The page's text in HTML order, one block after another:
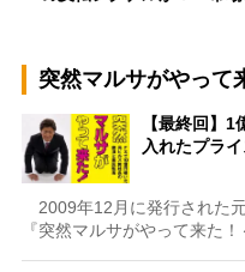
突然マルサがやって
【最終回】
入れたプラ
2009年12月に発行された
『突然マルサがやって来た